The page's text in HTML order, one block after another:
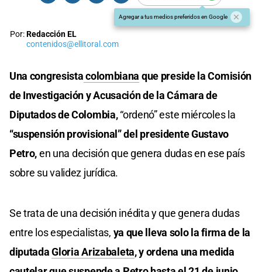
Agregar a tus medios preferidos en Google
Por:Redacción EL
contenidos@ellitoral.com
Una congresistacolombiana que preside la Comisión
de Investigación y Acusación de la Cámara de
Diputados de Colombia,“ordenó” este miércoles la
“suspensión provisional” del presidente Gustavo
Petro,en una decisión que genera dudas en ese país
sobre su validez jurídica.
Se trata de una decisión inédita y que genera dudas
entre los especialistas, ya que lleva solo la firma de la
diputadaGloria Arizabaleta, y ordena una medida